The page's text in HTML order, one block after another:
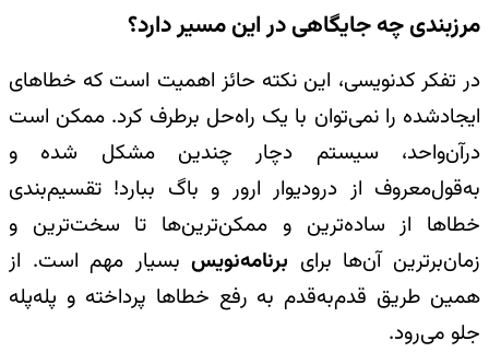
مرزبندی چه جایگاهی در این مسیر دارد؟
در تفکر کد‌نویسی، این نکته حائز اهمیت است که خطاهای
ایجادشده را نمی‌توان با یک راه‌حل برطرف کرد. ممکن است
درآن‌واحد، سیستم دچار چندین مشکل شده و
به‌قول‌معروف از درودیوار ارور و باگ ببارد! تقسیم‌بندی
خطاها از ساده‌ترین و ممکن‌ترین‌ها تا سخت‌ترین و
زمان‌برترین آن‌ها برای برنامه‌نویس بسیار مهم است. از
همین طریق قدم‌به‌قدم به رفع خطاها پرداخته و پله‌پله
جلو می‌رود.